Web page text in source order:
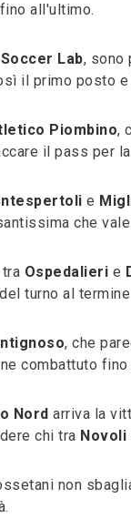
all'ultimo.
Lab, sono
il primo posto
Piombino,
il pass per
e
che
Ospedalieri e
turno al
, che
combattuto fino
Nord arriva la
chi tra Novoli
non